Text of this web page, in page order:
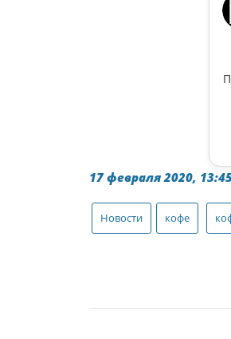
17 февраля 2020,
Новости кофе